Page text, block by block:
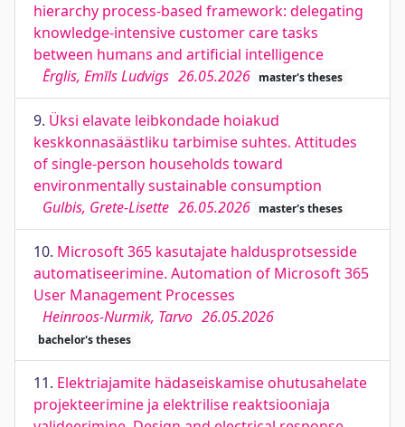
hierarchy process-based framework: delegating
knowledge-intensive customer care tasks
between humans and artificial intelligence
Ērglis, Emīls Ludvigs 26.05.2026 master's theses
9. Üksi elavate leibkondade hoiakud
keskkonnasäästliku tarbimise suhtes. Attitudes
of single-person households toward
environmentally sustainable consumption
Gulbis, Grete-Lisette 26.05.2026 master's theses
10. Microsoft 365 kasutajate haldusprotsesside
automatiseerimine. Automation of Microsoft 365
User Management Processes
Heinroos-Nurmik, Tarvo 26.05.2026
bachelor's theses
11. Elektriajamite hädaseiskamise ohutusahelate
projekteerimine ja elektrilise reaktsiooniaja